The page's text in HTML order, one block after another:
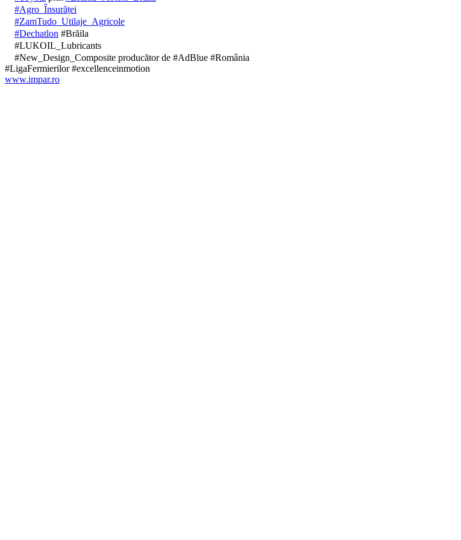
#Agro_Însurăței
#ZamTudo_Utilaje_Agricole
#Dechatlon #Brăila
#LUKOIL_Lubricants
#New_Design_Composite producător de #AdBlue #România
#LigaFermierilor #excellenceinmotion
www.impar.ro